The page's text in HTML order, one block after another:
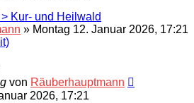
Kur- und Heilwald
» Montag 12. Januar 2026, 17:21
von Räuberhauptmann
2026, 17:21